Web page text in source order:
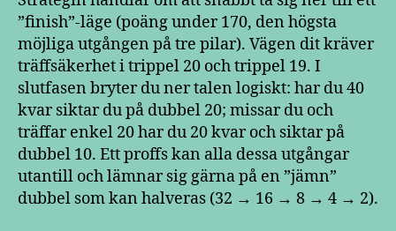
”finish”-läge (poäng under 170, den högsta
möjliga utgången på tre pilar). Vägen dit kräver
träffsäkerhet i trippel 20 och trippel 19. I
slutfasen bryter du ner talen logiskt: har du 40
kvar siktar du på dubbel 20; missar du och
träffar enkel 20 har du 20 kvar och siktar på
dubbel 10. Ett proffs kan alla dessa utgångar
utantill och lämnar sig gärna på en ”jämn”
dubbel som kan halveras (32 → 16 → 8 → 4 → 2).